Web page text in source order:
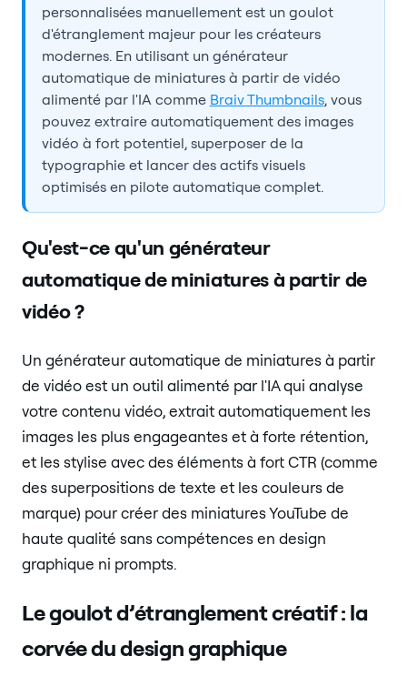
personnalisées manuellement est un goulot
d'étranglement majeur pour les créateurs
modernes. En utilisant un générateur
automatique de miniatures à partir de vidéo
alimenté par l'IA comme Braiv Thumbnails, vous
pouvez extraire automatiquement des images
vidéo à fort potentiel, superposer de la
typographie et lancer des actifs visuels
optimisés en pilote automatique complet.
Qu'est-ce qu'un générateur
automatique de miniatures à partir de
vidéo ?
Un générateur automatique de miniatures à partir
de vidéo est un outil alimenté par l'IA qui analyse
votre contenu vidéo, extrait automatiquement les
images les plus engageantes et à forte rétention,
et les stylise avec des éléments à fort CTR (comme
des superpositions de texte et les couleurs de
marque) pour créer des miniatures YouTube de
haute qualité sans compétences en design
graphique ni prompts.
Le goulot d’étranglement créatif : la
corvée du design graphique